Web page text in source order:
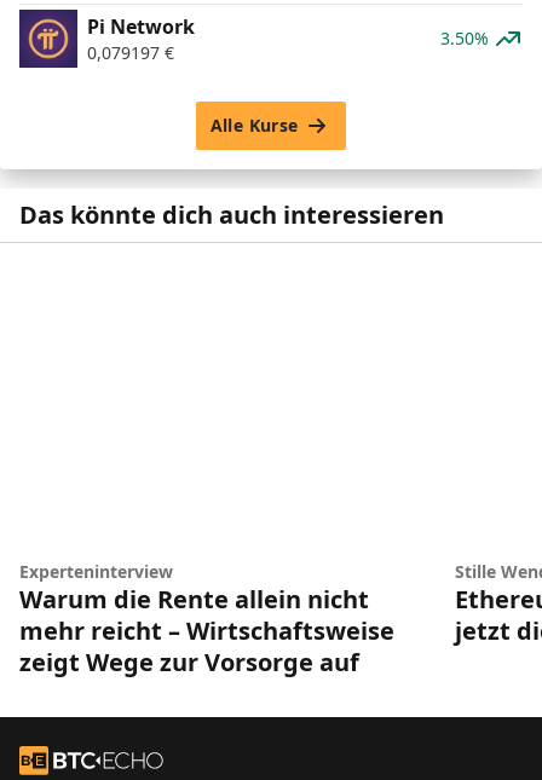
Pi Network
0,079197 €
3.50%
Alle Kurse
Das könnte dich auch interessieren
Experteninterview
Warum die Rente allein nicht
mehr reicht – Wirtschaftsweise
zeigt Wege zur Vorsorge auf
Stille
jetzt
Zur Startseite